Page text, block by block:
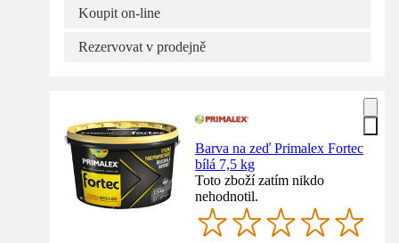
Koupit on-line
Rezervovat v prodejně
Barva na zeď Primalex Fortec
bílá 7,5 kg
Toto zboží zatím nikdo
nehodnotil.